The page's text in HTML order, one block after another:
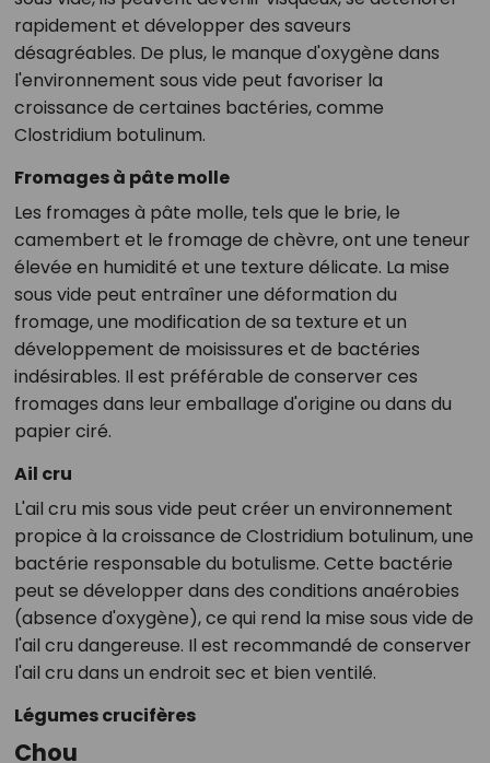
rapidement et développer des saveurs
désagréables. De plus, le manque d'oxygène dans
l'environnement sous vide peut favoriser la
croissance de certaines bactéries, comme
Clostridium botulinum.
Fromages à pâte molle
Les fromages à pâte molle, tels que le brie, le
camembert et le fromage de chèvre, ont une teneur
élevée en humidité et une texture délicate. La mise
sous vide peut entraîner une déformation du
fromage, une modification de sa texture et un
développement de moisissures et de bactéries
indésirables. Il est préférable de conserver ces
fromages dans leur emballage d'origine ou dans du
papier ciré.
Ail cru
L'ail cru mis sous vide peut créer un environnement
propice à la croissance de Clostridium botulinum, une
bactérie responsable du botulisme. Cette bactérie
peut se développer dans des conditions anaérobies
(absence d'oxygène), ce qui rend la mise sous vide de
l'ail cru dangereuse. Il est recommandé de conserver
l'ail cru dans un endroit sec et bien ventilé.
Légumes crucifères
Chou